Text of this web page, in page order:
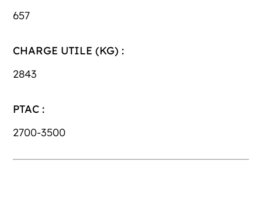
657
CHARGE UTILE (KG) :
2843
PTAC :
2700-3500